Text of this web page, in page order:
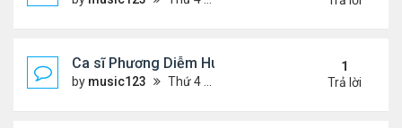
Ca sĩ Phương Diễm Huyền bị khởi tố
by music123 Thứ 4 Tháng 8 05, 2026 6:38 pm
1
Trả lời